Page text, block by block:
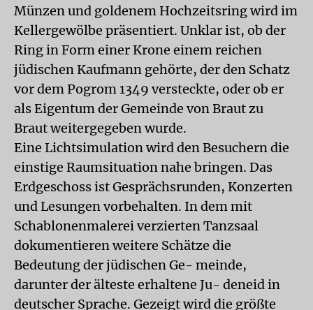
Münzen und goldenem Hochzeitsring wird im
Kellergewölbe präsentiert. Unklar ist, ob der
Ring in Form einer Krone einem reichen
jüdischen Kaufmann gehörte, der den Schatz
vor dem Pogrom 1349 versteckte, oder ob er
als Eigentum der Gemeinde von Braut zu
Braut weitergegeben wurde.
Eine Lichtsimulation wird den Besuchern die
einstige Raumsituation nahe bringen. Das
Erdgeschoss ist Gesprächsrunden, Konzerten
und Lesungen vorbehalten. In dem mit
Schablonenmalerei verzierten Tanzsaal
dokumentieren weitere Schätze die
Bedeutung der jüdischen Ge- meinde,
darunter der älteste erhaltene Ju- deneid in
deutscher Sprache. Gezeigt wird die größte